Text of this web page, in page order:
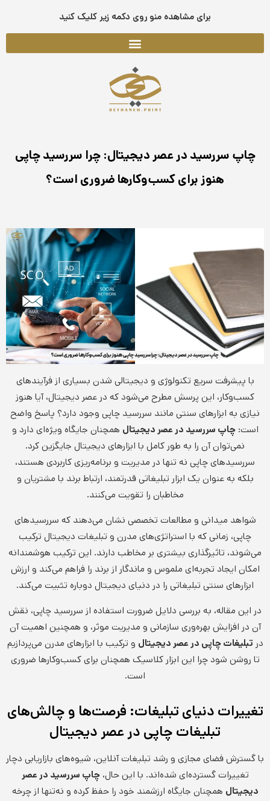
برای مشاهده منو روی دکمه زیر کلیک کنید
چاپ سررسید در عصر دیجیتال: چرا سررسید چاپی
هنوز برای کسب‌وکارها ضروری است؟
با پیشرفت سریع تکنولوژی و دیجیتالی شدن بسیاری از فرآیندهای
کسب‌وکار، این پرسش مطرح می‌شود که در عصر دیجیتال، آیا هنوز
نیازی به ابزارهای سنتی مانند سررسید چاپی وجود دارد؟ پاسخ واضح
است:چاپ سررسید در عصر دیجیتال همچنان جایگاه ویژه‌ای دارد و
نمی‌توان آن را به طور کامل با ابزارهای دیجیتال جایگزین کرد.
سررسیدهای چاپی نه تنها در مدیریت و برنامه‌ریزی کاربردی هستند،
بلکه به عنوان یک ابزار تبلیغاتی قدرتمند، ارتباط برند با مشتریان و
مخاطبان را تقویت می‌کنند.
شواهد میدانی و مطالعات تخصصی نشان می‌دهند که سررسیدهای
چاپی، زمانی که با استراتژی‌های مدرن و تبلیغات دیجیتال ترکیب
می‌شوند، تاثیرگذاری بیشتری بر مخاطب دارند. این ترکیب هوشمندانه
امکان ایجاد تجربه‌ای ملموس و ماندگار از برند را فراهم می‌کند و ارزش
ابزارهای سنتی تبلیغاتی را در دنیای دیجیتال دوباره تثبیت می‌کند.
در این مقاله، به بررسی دلایل ضرورت استفاده از سررسید چاپی، نقش
آن در افزایش بهره‌وری سازمانی و مدیریت موثر، و همچنین اهمیت آن
در تبلیغات چاپی در عصر دیجیتال و ترکیب با ابزارهای مدرن می‌پردازیم
تا روشن شود چرا این ابزار کلاسیک همچنان برای کسب‌وکارها ضروری
است.
تغییرات دنیای تبلیغات: فرصت‌ها و چالش‌های
تبلیغات چاپی در عصر دیجیتال
با گسترش فضای مجازی و رشد تبلیغات آنلاین، شیوه‌های بازاریابی دچار
تغییرات گسترده‌ای شده‌اند. با این حال،چاپ سررسید در عصر
دیجیتال همچنان جایگاه ارزشمند خود را حفظ کرده و نه‌تنها از چرخه